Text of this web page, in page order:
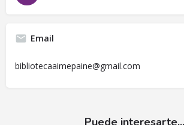
Email
bibliotecaaimepaine@gmail.com